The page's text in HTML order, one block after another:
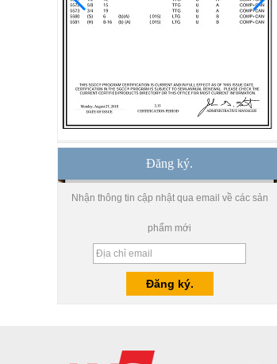
sản xuất bởi nhà máy kính
xây dựng chuyên nghiệp
bàn bằng kính cường lực
mm tại Trung Quốc
8,76 mm kính dán giá
mờ, nhà máy kính mờ che
khuất
kính cường lực an toàn
giá, nhà máy kính cường
lực cao cấp, kính cường
lực an toàn Trung Quốc
Bán buôn 8 mm 10 mm
siêu lụa in lụa cường lực,
Đăng ký.
Nhận thông tin cập nhật qua email về các sản
phẩm mới